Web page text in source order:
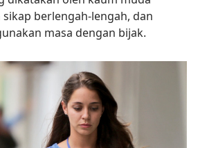
berlengah-lengah, dan
masa dengan bijak.